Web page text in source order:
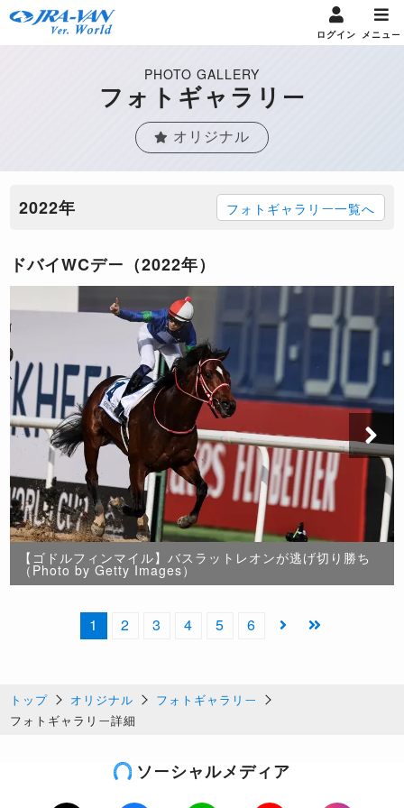
ログイン メニュー
PHOTO GALLERY
フォトギャラリー
オリジナル
2022年 フォトギャラリー一覧へ
ドバイWCデー（2022年）
【ゴドルフィンマイル】バスラットレオンが逃げ切り勝ち
（Photo by Getty Images）
1 2 3 4 5 6
トップ オリジナル
フォトギャラリー
フォトギャラリー詳細
ソーシャルメディア